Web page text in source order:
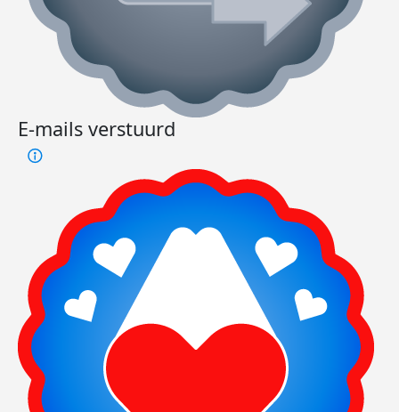
E-mails verstuurd